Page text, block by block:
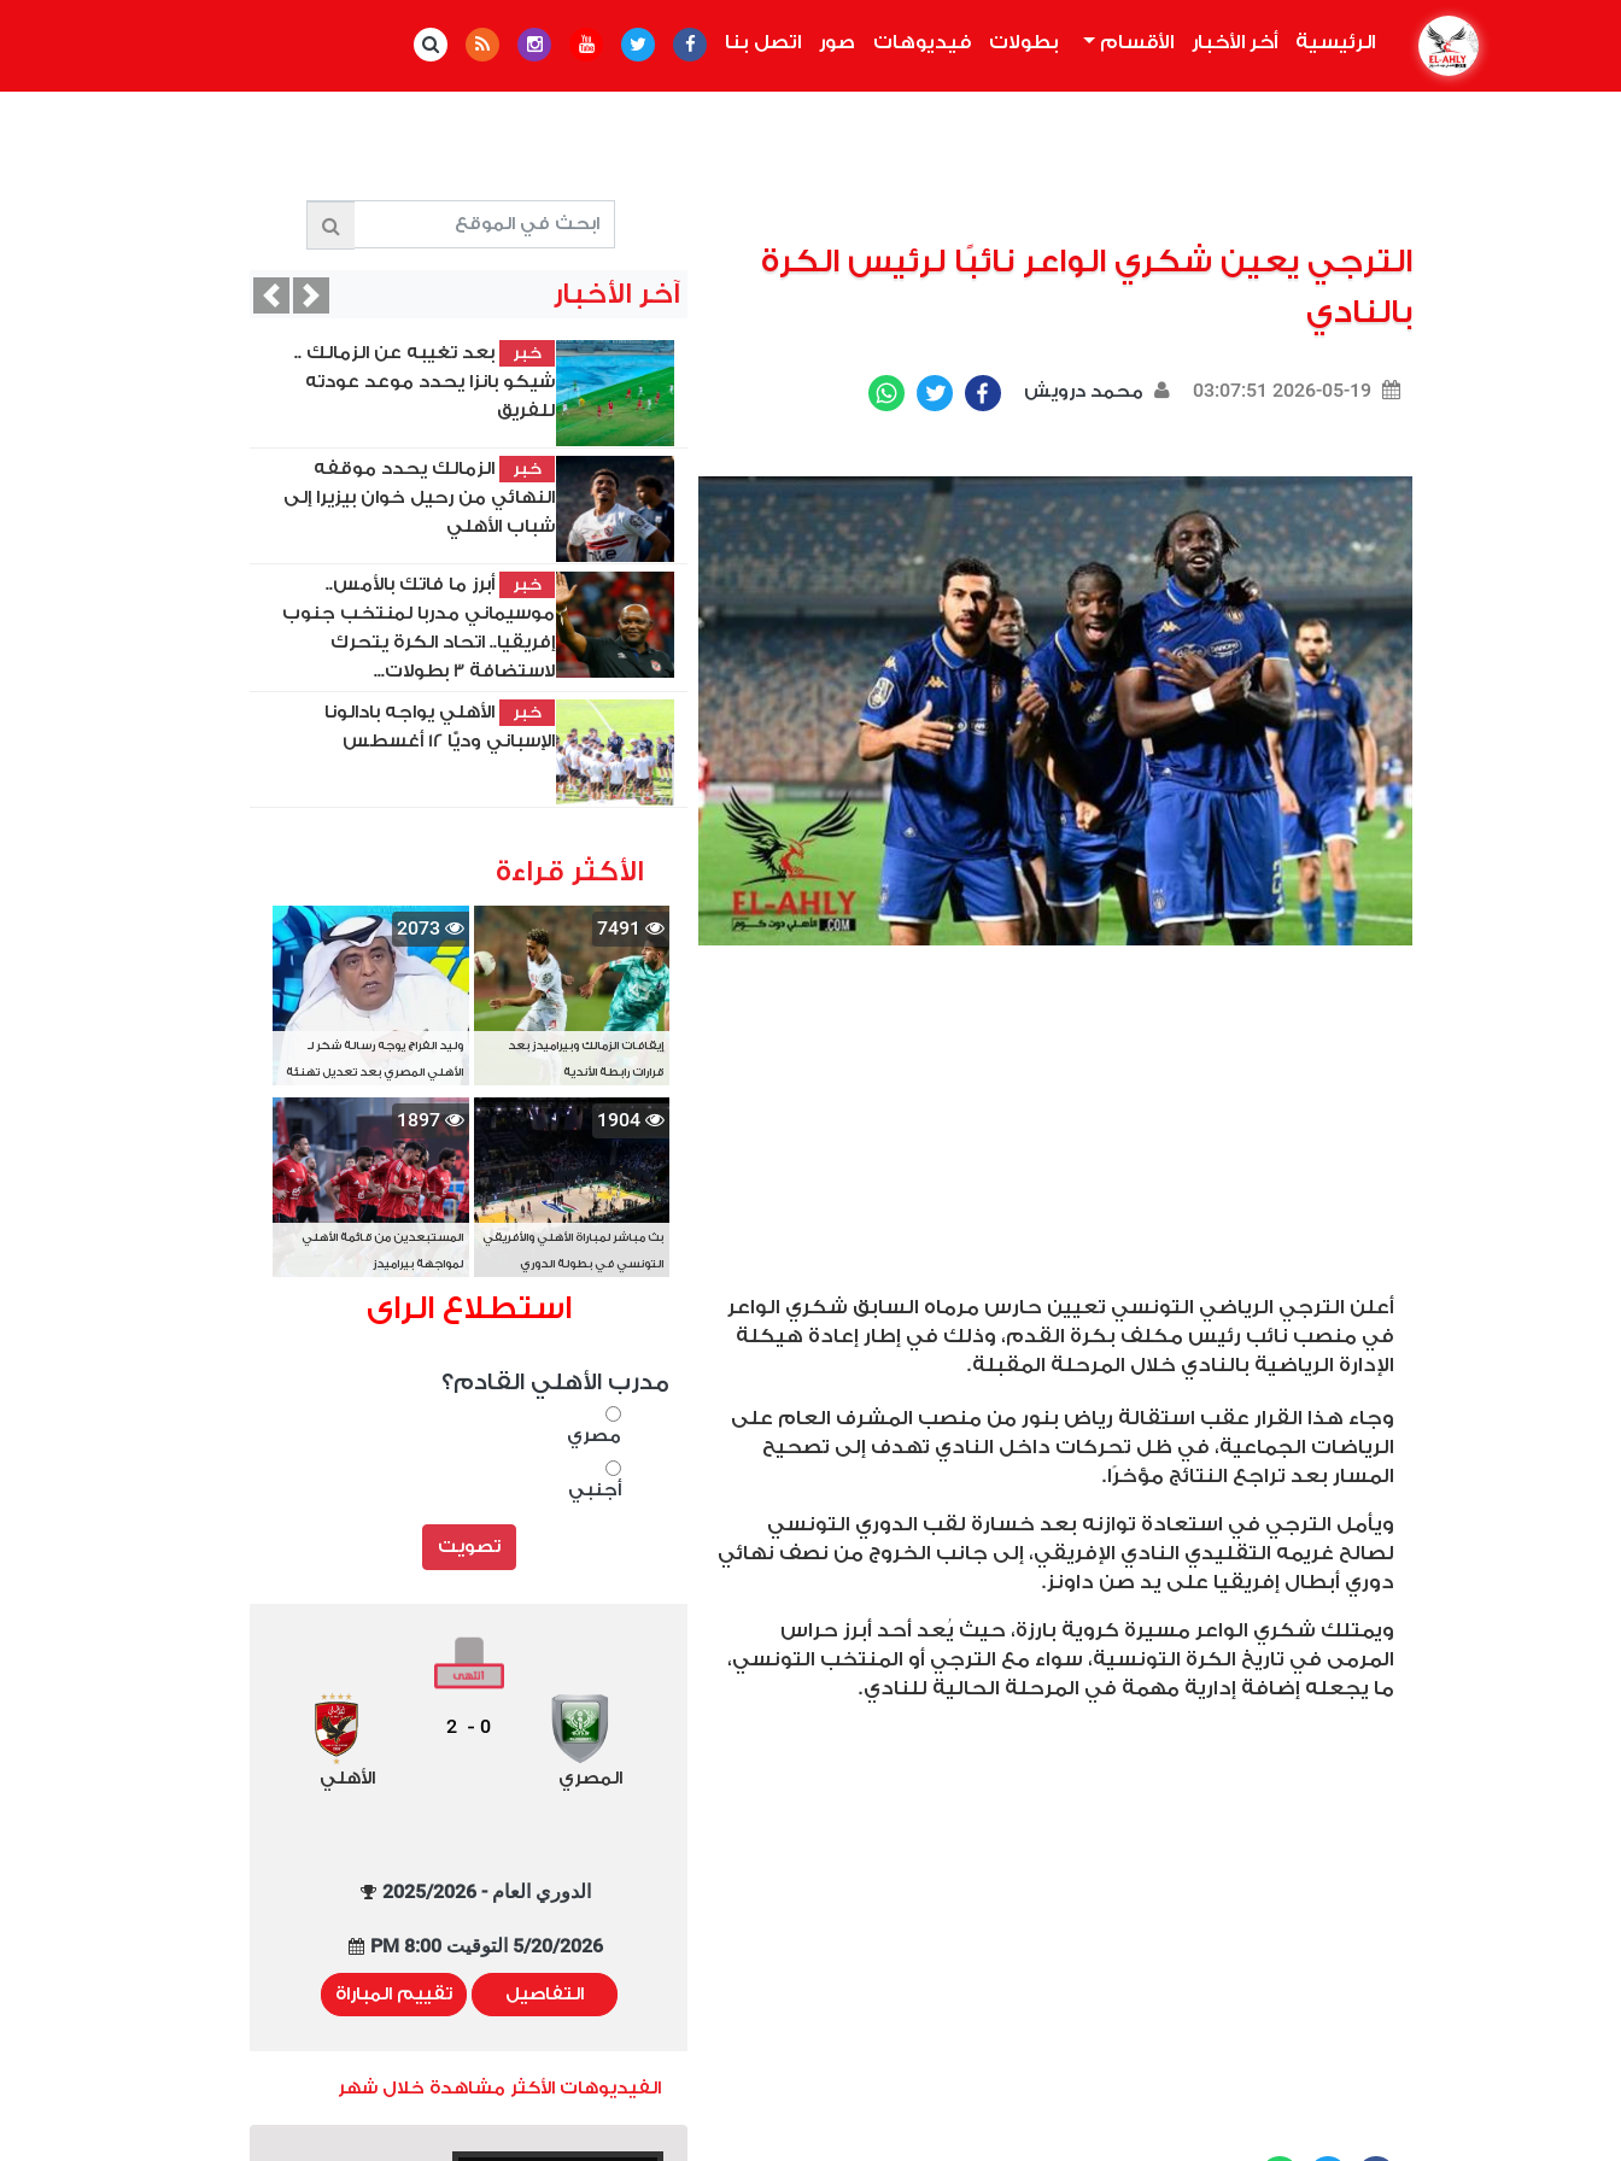
الرئيسية أخر الأخبار الأقسام بطولات فيديوهات صور اتصل بنا
الترجي يعين شكري الواعر نائبًا لرئيس الكرة
بالنادي
2026-05-19 03:07:51 محمد درويش Facebook
Twitter
أعلن الترجي الرياضي التونسي تعيين حارس مرماه السابق شكري الواعر
في منصب نائب رئيس مكلف بكرة القدم، وذلك في إطار إعادة هيكلة
الإدارة الرياضية بالنادي خلال المرحلة المقبلة.
وجاء هذا القرار عقب استقالة رياض بنور من منصب المشرف العام على
الرياضات الجماعية، في ظل تحركات داخل النادي تهدف إلى تصحيح
المسار بعد تراجع النتائج مؤخرًا.
ويأمل الترجي في استعادة توازنه بعد خسارة لقب الدوري التونسي
لصالح غريمه التقليدي النادي الإفريقي، إلى جانب الخروج من نصف نهائي
دوري أبطال إفريقيا على يد صن داونز.
ويمتلك شكري الواعر مسيرة كروية بارزة، حيث يُعد أحد أبرز حراس
المرمى في تاريخ الكرة التونسية، سواء مع الترجي أو المنتخب التونسي،
ما يجعله إضافة إدارية مهمة في المرحلة الحالية للنادي.
آخر الأخبار
خبر
بعد تغيبه عن الزمالك ..
شيكو بانزا يحدد موعد عودته
للفريق
خبر
الزمالك يحدد موقفه
النهائي من رحيل خوان بيزيرا إلى
شباب الأهلي
خبر
أبرز ما فاتك بالأمس..
موسيماني مدربا لمنتخب جنوب
إفريقيا.. اتحاد الكرة يتحرك
لاستضافة 3 بطولات...
خبر
الأهلي يواجه بادالونا
الإسباني وديًّا 12 أغسطس
PreviousNext
الأكثر قراءة
7491
إيقافات الزمالك وبيراميدز بعد
قرارات رابطة الأندية
2073
وليد الفراج يوجه رسالة شكر لـ
الأهلي المصري بعد تعديل تهنئة
بطل آسيا
1904
بث مباشر لمباراة الأهلي والأفريقي
التونسي في بطولة الدوري
1897
المستبعدين من قائمة الأهلي
لمواجهة بيراميدز
استطلاع الراى
مدرب الأهلي القادم؟
مصري
أجنبي
تصويت
المصري
0
-
2
الأهلي
الدوري العام - 2025/2026
5/20/2026 التوقيت 8:00 PM
التفاصيل تقييم المباراة
الفيديوهات الأكثر مشاهدة خلال شهر